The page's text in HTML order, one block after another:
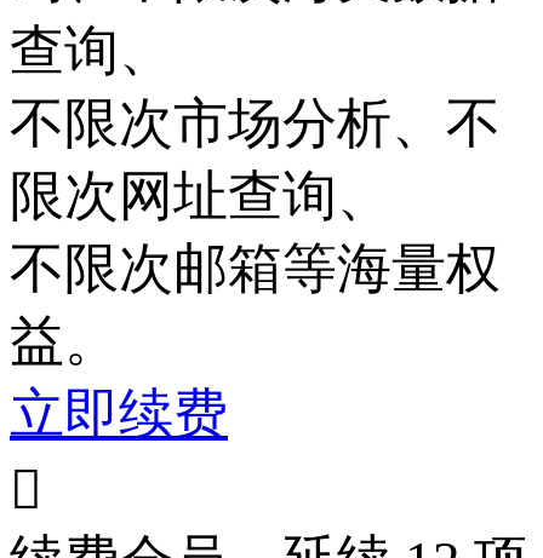
查询、
不限次市场分析、 不
限次 网址查询、
不限次邮箱等海量权
益。
立即续费
